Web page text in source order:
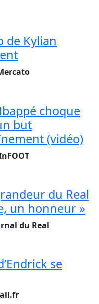
de Kylian
choque
but
(vidéo)
du Real
un honneur »
du Real
se